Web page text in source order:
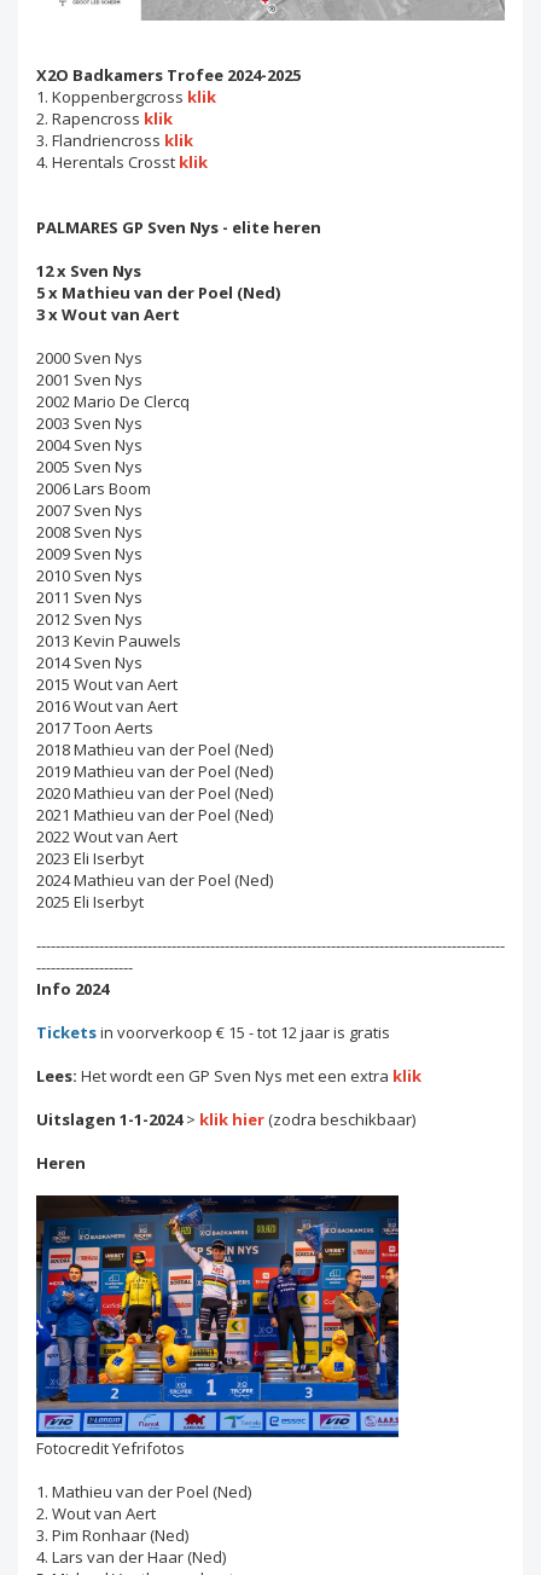
X2O Badkamers Trofee 2024-2025
1. Koppenbergcross klik
2. Rapencross klik
3. Flandriencross klik
4. Herentals Crosst klik
PALMARES GP Sven Nys - elite heren
12 x Sven Nys
5 x Mathieu van der Poel (Ned)
3 x Wout van Aert
2000 Sven Nys
2001 Sven Nys
2002 Mario De Clercq
2003 Sven Nys
2004 Sven Nys
2005 Sven Nys
2006 Lars Boom
2007 Sven Nys
2008 Sven Nys
2009 Sven Nys
2010 Sven Nys
2011 Sven Nys
2012 Sven Nys
2013 Kevin Pauwels
2014 Sven Nys
2015 Wout van Aert
2016 Wout van Aert
2017 Toon Aerts
2018 Mathieu van der Poel (Ned)
2019 Mathieu van der Poel (Ned)
2020 Mathieu van der Poel (Ned)
2021 Mathieu van der Poel (Ned)
2022 Wout van Aert
2023 Eli Iserbyt
2024 Mathieu van der Poel (Ned)
2025 Eli Iserbyt
-------------------------------------------------------------------------------------------------
--------------------
Info 2024
Ticketsin voorverkoop € 15 - tot 12 jaar is gratis
Lees: Het wordt een GP Sven Nys met een extra klik
Uitslagen 1-1-2024> klik hier(zodra beschikbaar)
Heren
Fotocredit Yefrifotos
1. Mathieu van der Poel (Ned)
2. Wout van Aert
3. Pim Ronhaar (Ned)
4. Lars van der Haar (Ned)